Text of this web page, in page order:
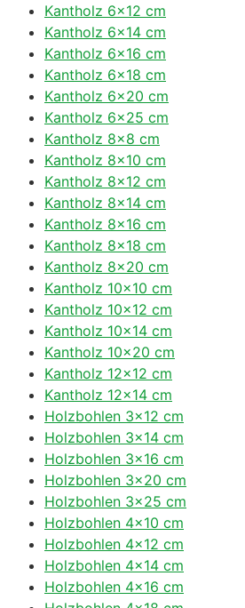
Kantholz 6×12 cm
Kantholz 6×14 cm
Kantholz 6×16 cm
Kantholz 6×18 cm
Kantholz 6×20 cm
Kantholz 6×25 cm
Kantholz 8×8 cm
Kantholz 8×10 cm
Kantholz 8×12 cm
Kantholz 8×14 cm
Kantholz 8×16 cm
Kantholz 8×18 cm
Kantholz 8×20 cm
Kantholz 10×10 cm
Kantholz 10×12 cm
Kantholz 10×14 cm
Kantholz 10×20 cm
Kantholz 12×12 cm
Kantholz 12×14 cm
Holzbohlen 3×12 cm
Holzbohlen 3×14 cm
Holzbohlen 3×16 cm
Holzbohlen 3×20 cm
Holzbohlen 3×25 cm
Holzbohlen 4×10 cm
Holzbohlen 4×12 cm
Holzbohlen 4×14 cm
Holzbohlen 4×16 cm